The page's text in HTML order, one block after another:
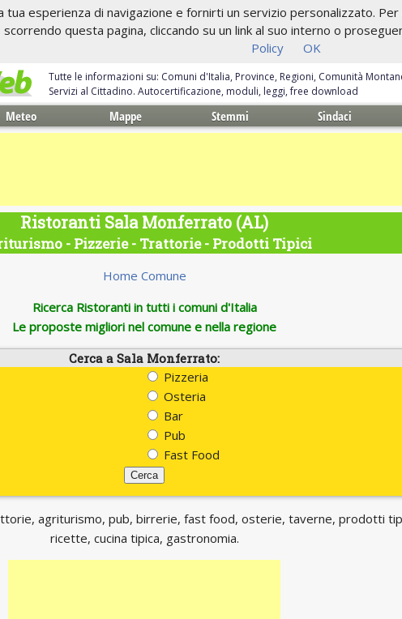
tua esperienza di navigazione e fornirti un servizio personalizzato.
questa pagina, cliccando su un link al suo interno o
Policy
OK
Tutte le informazioni su: Comuni d'Italia, Province, Regioni, Comunità
Servizi al Cittadino. Autocertificazione, moduli, leggi, free download
Meteo Mappe Stemmi Sindaci
Ristoranti Sala Monferrato (AL)
- Pizzerie - Trattorie - Prodotti Tipici
Home Comune
Ricerca Ristoranti in tutti i comuni d'Italia
Le proposte migliori nel comune e nella regione
Cerca a Sala Monferrato:
Pizzeria
Osteria
Bar
Pub
Fast Food
agriturismo, pub, birrerie, fast food, osterie, taverne, prodotti
ricette, cucina tipica, gastronomia.